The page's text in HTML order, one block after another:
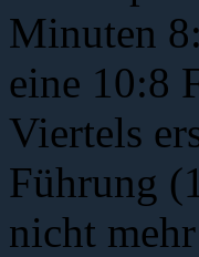
Minuten
eine 10:8
Viertels
Führung
nicht